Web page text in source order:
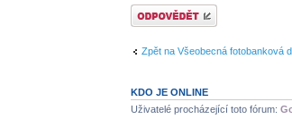
Odeslat odpověď
Zpět na Všeobecná fotobanková
KDO JE ONLINE
Uživatelé procházející toto fórum: